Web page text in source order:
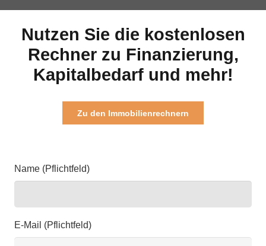
Nutzen Sie die kostenlosen
Rechner zu Finanzierung,
Kapitalbedarf und mehr!
Zu den Immobilienrechnern
Name (Pflichtfeld)
E-Mail (Pflichtfeld)